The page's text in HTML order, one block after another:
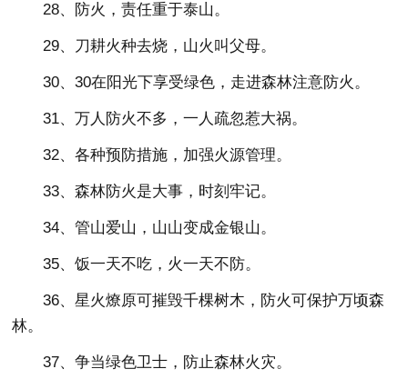
28、防火，责任重于泰山。
29、刀耕火种去烧，山火叫父母。
30、30在阳光下享受绿色，走进森林注意防火。
31、万人防火不多，一人疏忽惹大祸。
32、各种预防措施，加强火源管理。
33、森林防火是大事，时刻牢记。
34、管山爱山，山山变成金银山。
35、饭一天不吃，火一天不防。
36、星火燎原可摧毁千棵树木，防火可保护万顷森
林。
37、争当绿色卫士，防止森林火灾。